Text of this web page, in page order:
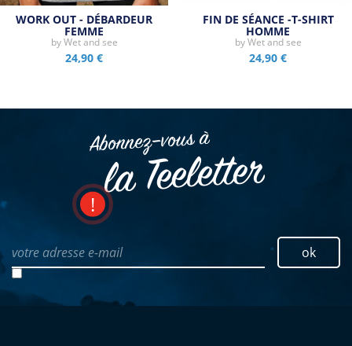
WORK OUT - DÉBARDEUR
FEMME
byWet and see
24,90 €
FIN DE SÉANCE -T-SHIRT
HOMME
byWet and see
24,90 €
Abonnez–vous à
la Teeletter
votre adresse e-mail ok